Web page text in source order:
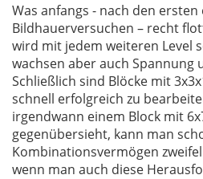
Was anfangs - nach den
Bildhauerversuchen – recht
wird mit jedem weiteren Level
wachsen aber auch Spannung
Schließlich sind Blöcke mit
schnell erfolgreich zu
irgendwann einem Block mit
gegenübersieht, kann man
Kombinationsvermögen
wenn man auch diese